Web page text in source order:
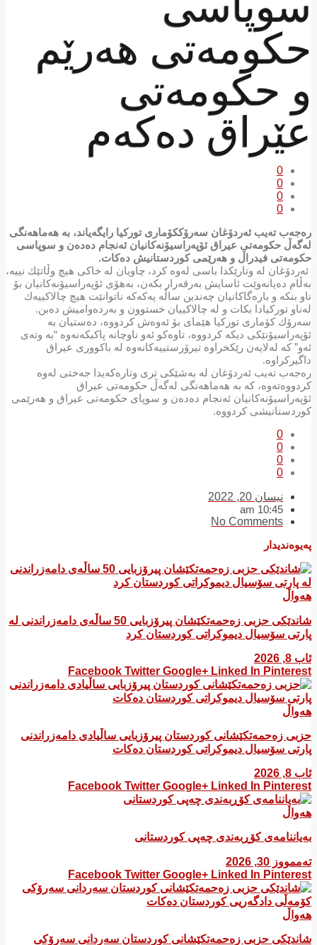
حکومەتی هەرێم
و حکومەتی
عێراق دەکەم
0
0
0
0
رەجەب تەیب ئەردۆغان سەرۆككۆماری توركیا رایگەیاند، بە هەماهەنگی
لەگەڵ حكومەتی عیراق ئۆپەراسیۆنەكانیان ئەنجام دەدەن و سوپاسی
حكومەتی فیدراڵ و هەرێمی كوردستانیش دەكات.
ئەردۆغان لە وتارێكدا باسی لەوە كرد، چاویان لە خاكی هیچ وڵاتێك نییە،
بەڵام دەیانەوێت ئاسایش بەرقەرار بكەن، بەهۆی ئۆپەراسیۆنەكانیان بۆ
ناو بنكە و بارەگاكانیان چەندین ساڵە پەكەكە ناتوانێت هیچ چالاكییەك
لەناو توركیادا بكات و لە چالاكییان خستوون و بەردەوامیش دەبن.
سەرۆك كۆماری توركیا هێمای بۆ ئەوەش كردووە، دەستیان بە
ئۆپەراسیۆنێكی دیكە كردووە، تاوەكو ئەو ناوچانە پاكبكەنەوە “بە وتەی
ئەو” كە لەلایەن رێكخراوە تیرۆرستییەكانەوە لە باكووری عیراق
داگیركراوە.
رەجەب تەیب ئەردۆغان لە بەشێكی تری وتارەكەیدا جەختی لەوە
كردووەتەوە، كە بە هەماهەنگی لەگەڵ حكومەتی عیراق
ئۆپەراسیۆنەكانیان ئەنجام دەدەن و سوپای حكومەتی عیراق و هەرێمی
كوردستانیشی كردووە.
0
0
0
0
نیسان 20, 2022
10:45 am
No Comments
پەیوەندیدار
هەواڵ
شاندێکی حزبی زەحمەتکێشان پیرۆزبایی 50 ساڵەی دامەزراندنی لە
پارتی سۆسیال دیموکراتی کوردستان کرد
ئاب 8, 2026
Facebook Twitter Google+ Linked In Pinterest
هەواڵ
​حزبی زەحمەتکێشانی کوردستان پیرۆزبایی ساڵیادی دامەزراندنی
پارتی سۆسیال دیموکراتی کوردستان دەکات
ئاب 8, 2026
Facebook Twitter Google+ Linked In Pinterest
هەواڵ
بەیاننامەی کۆڕبەندی چەپی کوردستانی
تەممووز 30, 2026
Facebook Twitter Google+ Linked In Pinterest
هەواڵ
شاندێکی حزبی زەحمەتکێشانی کوردستان سەردانی سەرۆکی